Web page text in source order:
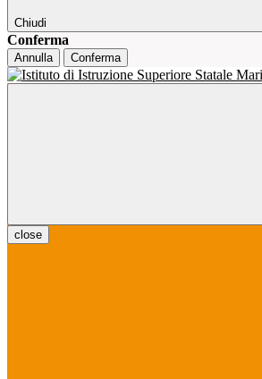
Chiudi
Conferma
Annulla Conferma
close